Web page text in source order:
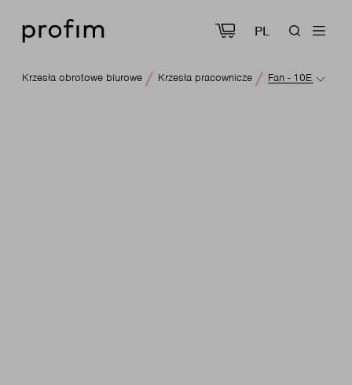
PL
Krzesła obrotowe biurowe Krzesła pracownicze Fan - 10E